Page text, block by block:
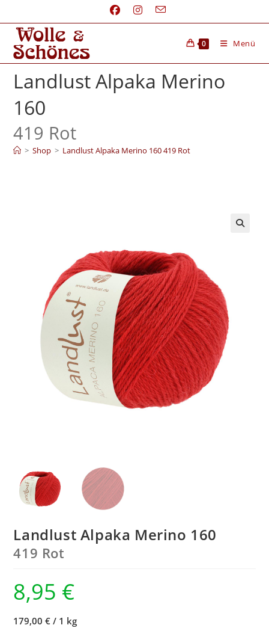
0 Menü
Landlust Alpaka Merino
160
419 Rot
> Shop > Landlust Alpaka Merino 160 419 Rot
Landlust Alpaka Merino 160
419 Rot
8,95 €
179,00 € / 1 kg